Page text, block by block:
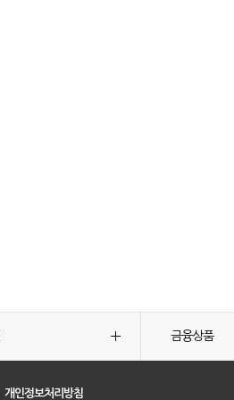
금융상품
개인정보처리방침